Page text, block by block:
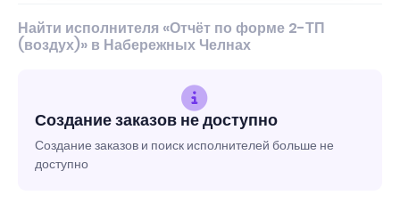
Найти исполнителя «Отчёт по форме 2-ТП
(воздух)» в Набережных Челнах
Создание заказов не доступно
Создание заказов и поиск исполнителей больше не
доступно